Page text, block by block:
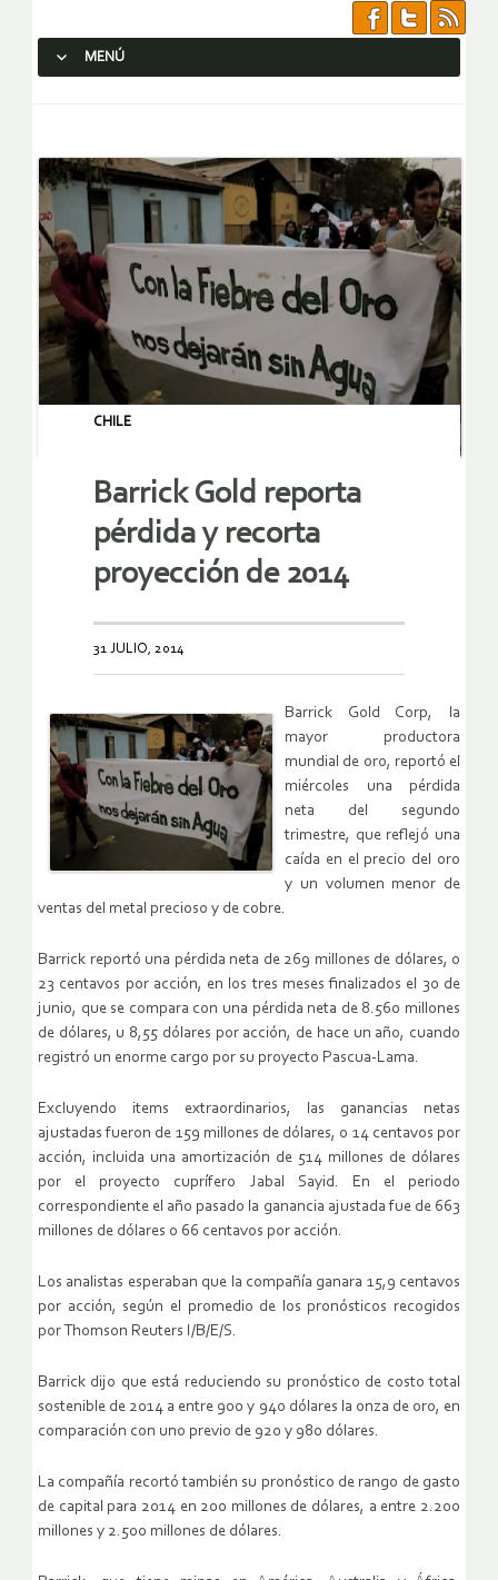
MENÚ
CHILE
Barrick Gold reporta
pérdida y recorta
proyección de 2014
31 JULIO, 2014
Barrick Gold Corp, la
mayor productora
mundial de oro, reportó el
miércoles una pérdida
neta del segundo
trimestre, que reflejó una
caída en el precio del oro
y un volumen menor de
ventas del metal precioso y de cobre.
Barrick reportó una pérdida neta de 269 millones de dólares, o
23 centavos por acción, en los tres meses finalizados el 30 de
junio, que se compara con una pérdida neta de 8.560 millones
de dólares, u 8,55 dólares por acción, de hace un año, cuando
registró un enorme cargo por su proyecto Pascua-Lama.
Excluyendo items extraordinarios, las ganancias netas
ajustadas fueron de 159 millones de dólares, o 14 centavos por
acción, incluida una amortización de 514 millones de dólares
por el proyecto cuprífero Jabal Sayid. En el periodo
correspondiente el año pasado la ganancia ajustada fue de 663
millones de dólares o 66 centavos por acción.
Los analistas esperaban que la compañía ganara 15,9 centavos
por acción, según el promedio de los pronósticos recogidos
por Thomson Reuters I/B/E/S.
Barrick dijo que está reduciendo su pronóstico de costo total
sostenible de 2014 a entre 900 y 940 dólares la onza de oro, en
comparación con uno previo de 920 y 980 dólares.
La compañía recortó también su pronóstico de rango de gasto
de capital para 2014 en 200 millones de dólares, a entre 2.200
millones y 2.500 millones de dólares.